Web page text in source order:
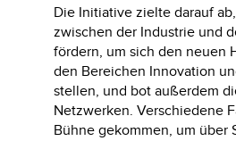
Die Initiative zielte darauf
zwischen der Industrie und
fördern, um sich den neuen
den Bereichen Innovation
stellen, und bot außerdem
Netzwerken. Verschiedene
Bühne gekommen, um über